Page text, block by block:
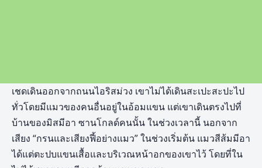
เชดเดินออกจากถนนไอริสม่วง เขาไม่ได้เดินสะเปะสะปะไป
ทั่วโดยมีแมวของคนอื่นอยู่ในอ้อมแขน แต่เขาเดินตรงไปที่
บ้านของมิสมีอา ซานโกลด์คนนั้น ในช่วงเวลานี้ นอกจาก
เสียง “กรนและเสียงฟี้อย่างแมว” ในช่วงเริ่มต้น แมวสีส้มมีอา
ได้แต่ตะปบแขนเสื้อและบริเวณหน้าอกของเขาไว้ โดยที่ใน